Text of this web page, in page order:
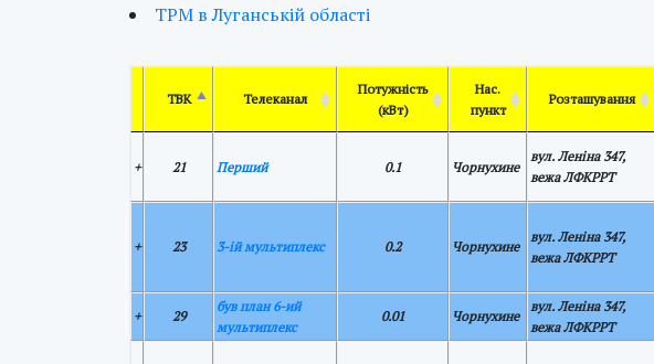
ТРМ в Луганській області
ТВК Телеканал
Потужність
(кВт)
Нас.
пункт
Розташування
+ 21 Перший 0.1 Чорнухине
вул. Леніна 347,
вежа ЛФКРРТ
+ 23 3-ій мультиплекс 0.2 Чорнухине
вул. Леніна 347,
вежа ЛФКРРТ
+ 29
був план 6-ий
мультиплекс
0.01 Чорнухине
вул. Леніна 347,
вежа ЛФКРРТ